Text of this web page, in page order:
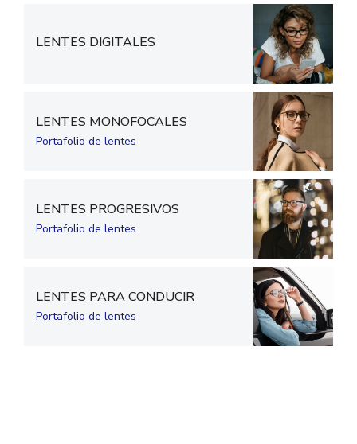
LENTES DIGITALES
LENTES MONOFOCALES
Portafolio de lentes
LENTES PROGRESIVOS
Portafolio de lentes
LENTES PARA CONDUCIR
Portafolio de lentes